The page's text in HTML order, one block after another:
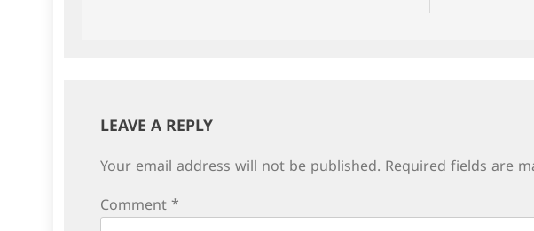
LEAVE A REPLY
Your email address will not be published. Required fields are
Comment *